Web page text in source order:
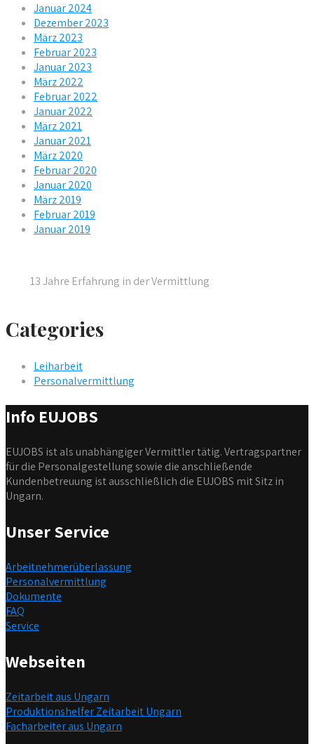
Januar 2024
Dezember 2023
März 2023
Februar 2023
Januar 2023
März 2022
Februar 2022
Januar 2022
März 2021
Januar 2021
März 2020
Februar 2020
Januar 2020
März 2019
Februar 2019
Januar 2019
13 Jahre Erfahrung in der Vermittlung
Categories
Leiharbeit
Personalvermittlung
Info EUJOBS
EUJOBS ist als unabhängiger Vermittler tätig. Vertragspartner
für die Personalgestellung sowie die anschließende
Kundenbetreuung ist ausschließlich die EUJOBS mit Sitz in
Ungarn.
Unser Service
Arbeitnehmerüberlassung
Personalvermittlung
Dokumente
FAQ
Service
Webseiten
Zeitarbeit aus Ungarn
Produktionshelfer Zeitarbeit Ungarn
Facharbeiter aus Ungarn